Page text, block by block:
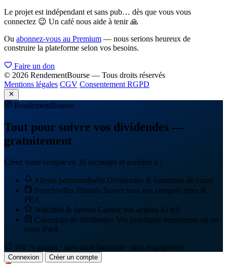
Le projet est indépendant et sans pub… dès que vous vous
connectez 😉 Un café nous aide à tenir 🙏
Ou abonnez-vous au Premium — nous serions heureux de
construire la plateforme selon vos besoins.
Faire un don
© 2026 RendementBourse — Tous droits réservés
Mentions légales CGV Consentement RGPD
RendementBourse
Tout pour suivre vos dividendes —
gratuitement
Créez votre compte en 30 secondes et accédez à :
Alertes personnalisées Dividendes & variations de cours
Portefeuilles illimités Suivez tous vos comptes titres &
PEA
Watchlist & favoris Gardez vos actions à l'œil
Calendrier de dividendes Vos prochains versements en un
coup d'œil
100 % gratuit · sans carte bancaire · sans engagement
Connexion Créer un compte